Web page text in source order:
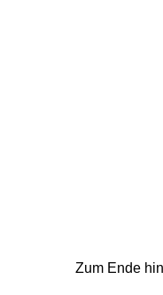
Zum Ende